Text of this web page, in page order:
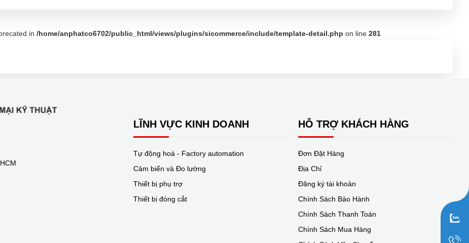
in /home/anphatco6702/public_html/views/plugins/sicommerce/include/template-detail.php on line 281
LĨNH VỰC KINH DOANH
Tự động hoá - Factory automation
Cảm biến và Đo lường
Thiết bị phụ trợ
Thiết bị đóng cắt
HỖ TRỢ KHÁCH HÀNG
Đơn Đặt Hàng
Địa Chỉ
Đăng ký tài khoản
Chính Sách Bảo Hành
Chính Sách Thanh Toán
Chính Sách Mua Hàng